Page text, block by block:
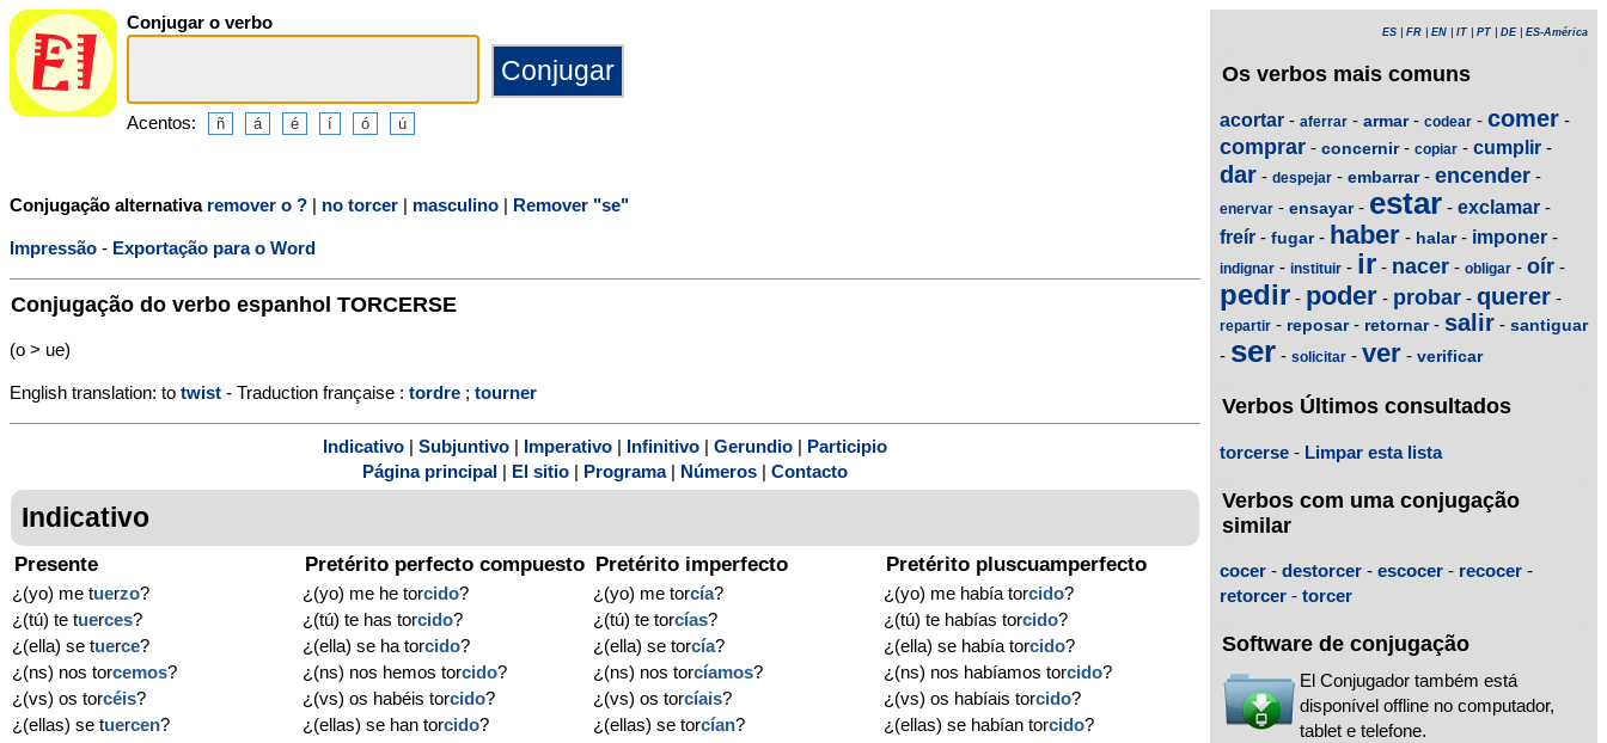
Conjugar o verbo
Acentos:
Conjugação alternativa remover o ? | no torcer | masculino | Remover "se"
Impressão - Exportação para o Word
Conjugação do verbo espanhol TORCERSE
(o > ue)
English translation: to twist - Traduction française : tordre ; tourner
Indicativo | Subjuntivo | Imperativo | Infinitivo | Gerundio | Participio
Página principal | El sitio | Programa| Números | Contacto
Indicativo
Presente
¿(yo) me tuerzo?
¿(tú) te tuerces?
¿(ella) se tuerce?
¿(ns) nos torcemos?
¿(vs) os torcéis?
¿(ellas) se tuercen?
Pretérito perfecto compuesto
¿(yo) me he torcido?
¿(tú) te has torcido?
¿(ella) se ha torcido?
¿(ns) nos hemos torcido?
¿(vs) os habéis torcido?
¿(ellas) se han torcido?
Pretérito imperfecto
¿(yo) me torcía?
¿(tú) te torcías?
¿(ella) se torcía?
¿(ns) nos torcíamos?
¿(vs) os torcíais?
¿(ellas) se torcían?
Pretérito pluscuamperfecto
¿(yo) me había torcido?
¿(tú) te habías torcido?
¿(ella) se había torcido?
¿(ns) nos habíamos torcido?
¿(vs) os habíais torcido?
¿(ellas) se habían torcido?
ES FR EN IT PT DE| ES-América
Os verbos mais comuns
acortar - aferrar - armar- codear - comer -
comprar - concernir- copiar - cumplir -
dar - despejar - embarrar- encender -
enervar - ensayar- estar - exclamar -
freír - fugar- haber - halar- imponer -
indignar - instituir - ir - nacer - obligar - oír -
pedir - poder - probar - querer -
repartir - reposar- retornar- salir - santiguar
- ser - solicitar - ver - verificar
Verbos Últimos consultados
torcerse - Limpar esta lista
Verbos com uma conjugação
similar
cocer - destorcer - escocer - recocer -
retorcer - torcer
Software de conjugação
El Conjugador também está
disponível offline no computador,
tablet e telefone.